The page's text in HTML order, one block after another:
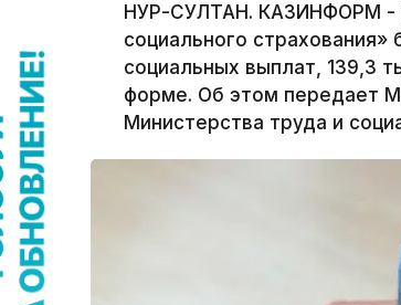
НУР-СУЛТАН. КАЗИНФОРМ -
социального страхования»
социальных выплат, 139,3
форме. Об этом передает
Министерства труда и